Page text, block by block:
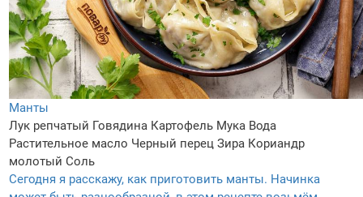
Манты
Лук репчатый Говядина Картофель Мука Вода
Растительное масло Черный перец Зира Кориандр
молотый Соль
Сегодня я расскажу, как приготовить манты. Начинка